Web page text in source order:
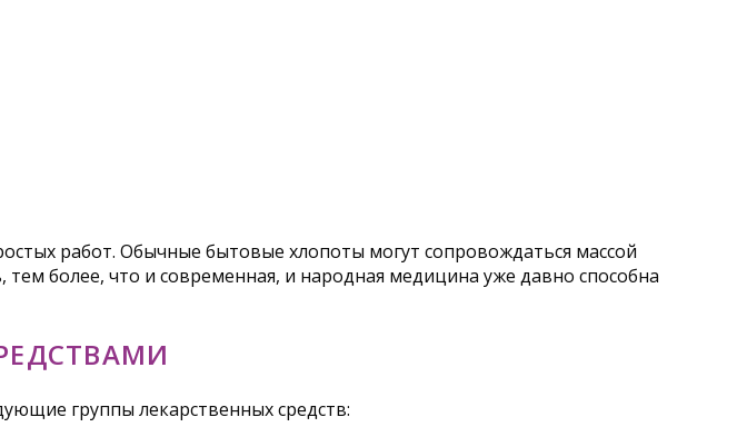
работ. Обычные бытовые хлопоты могут сопровождаться массой
более, что и современная, и народная медицина уже давно способна
группы лекарственных средств: